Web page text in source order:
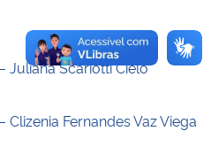
Juliana Scariotti Cielo
Fernandes Vaz Viega